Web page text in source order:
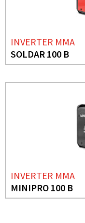
INVERTER MMA
SOLDAR 100 B
INVERTER MMA
MINIPRO 100 B